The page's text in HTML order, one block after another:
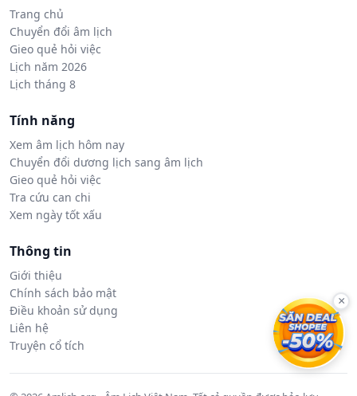
Trang chủ
Chuyển đổi âm lịch
Gieo quẻ hỏi việc
Lịch năm 2026
Lịch tháng 8
Tính năng
Xem âm lịch hôm nay
Chuyển đổi dương lịch sang âm lịch
Gieo quẻ hỏi việc
Tra cứu can chi
Xem ngày tốt xấu
Thông tin
Giới thiệu
Chính sách bảo mật
Điều khoản sử dụng
Liên hệ
Truyện cổ tích
×